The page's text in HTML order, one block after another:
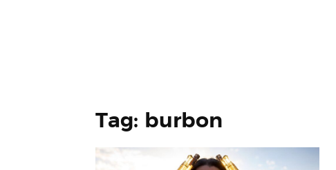
Tag: burbon